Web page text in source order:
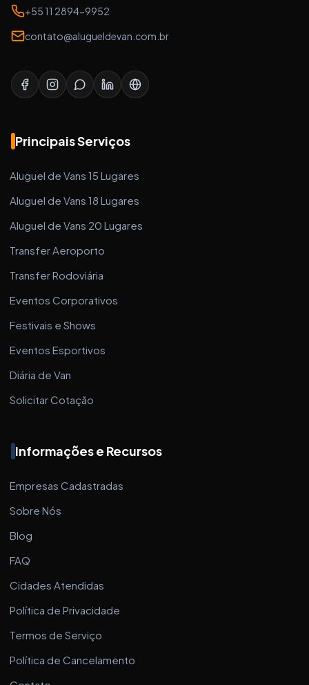
+55 11 2894-9952
contato@alugueldevan.com.br
Principais Serviços
Aluguel de Vans 15 Lugares
Aluguel de Vans 18 Lugares
Aluguel de Vans 20 Lugares
Transfer Aeroporto
Transfer Rodoviária
Eventos Corporativos
Festivais e Shows
Eventos Esportivos
Diária de Van
Solicitar Cotação
Informações e Recursos
Empresas Cadastradas
Sobre Nós
Blog
FAQ
Cidades Atendidas
Política de Privacidade
Termos de Serviço
Política de Cancelamento